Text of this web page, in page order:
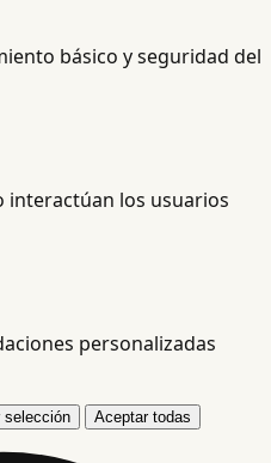
básico y seguridad del
interactúan los usuarios
personalizadas
selección Aceptar todas